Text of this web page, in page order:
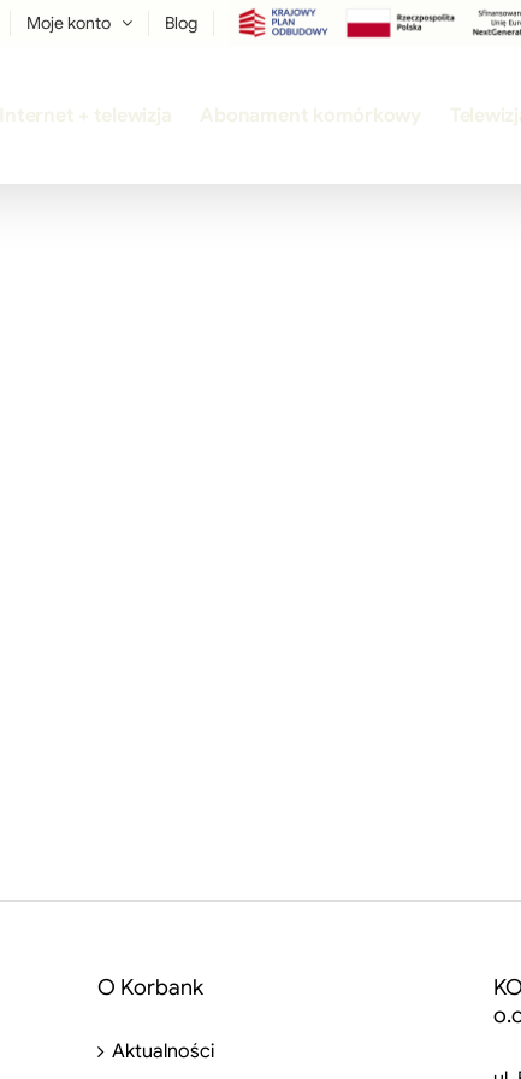
Moje konto Blog
Internet + telewizja Abonament komórkowy
O Korbank
Aktualności